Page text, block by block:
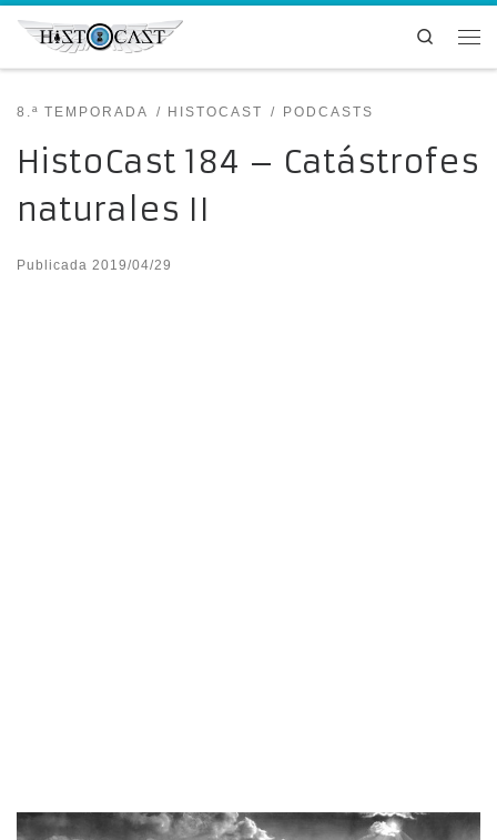
Saltar al contenido
Search
8.ª TEMPORADA HISTOCAST PODCASTS
HistoCast 184 – Catástrofes
naturales II
Publicada 2019/04/29